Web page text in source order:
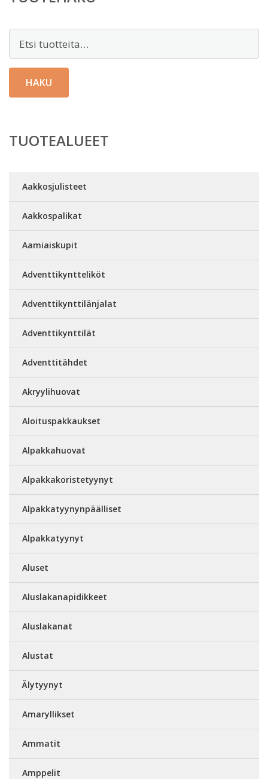
HAKU
TUOTEALUEET
Aakkosjulisteet
Aakkospalikat
Aamiaiskupit
Adventtikyntteliköt
Adventtikynttilänjalat
Adventtikynttilät
Adventtitähdet
Akryylihuovat
Aloituspakkaukset
Alpakkahuovat
Alpakkakoristetyynyt
Alpakkatyynynpäälliset
Alpakkatyynyt
Aluset
Aluslakanapidikkeet
Aluslakanat
Alustat
Älytyynyt
Amaryllikset
Ammatit
Amppelit